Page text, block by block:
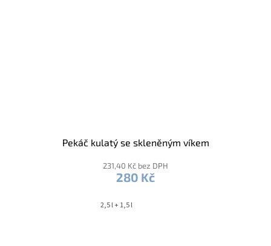
Pekáč kulatý se skleněným víkem
231,40 Kč bez DPH
280 Kč
2,5 l + 1,5 l